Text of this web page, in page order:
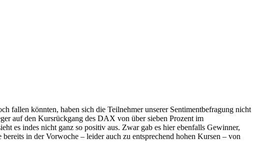
fallen könnten, haben sich die Teilnehmer unserer Sentimentbefragung nicht
auf den Kursrückgang des DAX von über sieben Prozent im
es indes nicht ganz so positiv aus. Zwar gab es hier ebenfalls Gewinner,
in der Vorwoche – leider auch zu entsprechend hohen Kursen – von